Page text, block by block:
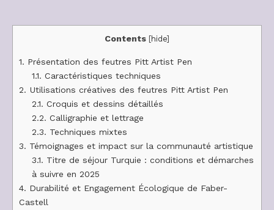
Contents [hide]
1. Présentation des feutres Pitt Artist Pen
1.1. Caractéristiques techniques
2. Utilisations créatives des feutres Pitt Artist Pen
2.1. Croquis et dessins détaillés
2.2. Calligraphie et lettrage
2.3. Techniques mixtes
3. Témoignages et impact sur la communauté artistique
3.1. Titre de séjour Turquie : conditions et démarches
à suivre en 2025
4. Durabilité et Engagement Écologique de Faber-
Castell